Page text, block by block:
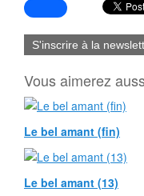
S'inscrire à la
Vous aimerez
Le bel amant (fin)
Le bel amant (13)